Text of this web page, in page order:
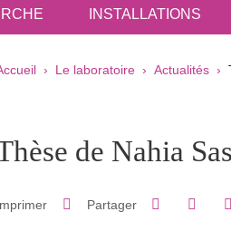
INSTALLATIONS
d'Ariane
Le laboratoire Actualités
Sidebar
de Nahia
Partager Partager